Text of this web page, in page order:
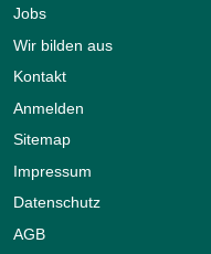
Jobs
Wir bilden aus
Kontakt
Anmelden
Sitemap
Impressum
Datenschutz
AGB